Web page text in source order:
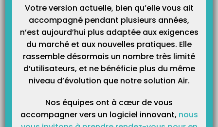
multiplient au fil du temps. Logique que dans ces…
Votre version actuelle, bien qu’elle vous ait
accompagné pendant plusieurs années,
n’est aujourd’hui plus adaptée aux exigences
du marché et aux nouvelles pratiques. Elle
rassemble désormais un nombre très limité
d’utilisateurs, et ne bénéficie plus du même
niveau d’évolution que notre solution Air.
Nos équipes ont à cœur de vous
accompagner vers un logiciel innovant, nous